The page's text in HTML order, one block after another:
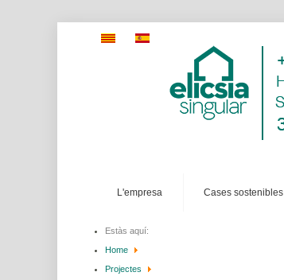
l'empresa cases sostenibles
Estàs aquí:
Home
Projectes